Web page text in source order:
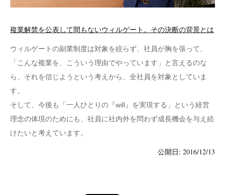
複業解禁を公表して間もないウィルゲート。その決断の背景とは
ウィルゲートの副業制度は対象を絞らず、社員が胸を張って、
「こんな複業を、こういう理由でやっています」と言えるのな
ら、それを信じようという考えから、全社員を対象としていま
す。
そして、今後も「一人ひとりの『will』を実現する」という経営
理念の体現のためにも、社員に社内外を問わず成長機会を与え続
けたいと考えています。
公開日: 2016/12/13